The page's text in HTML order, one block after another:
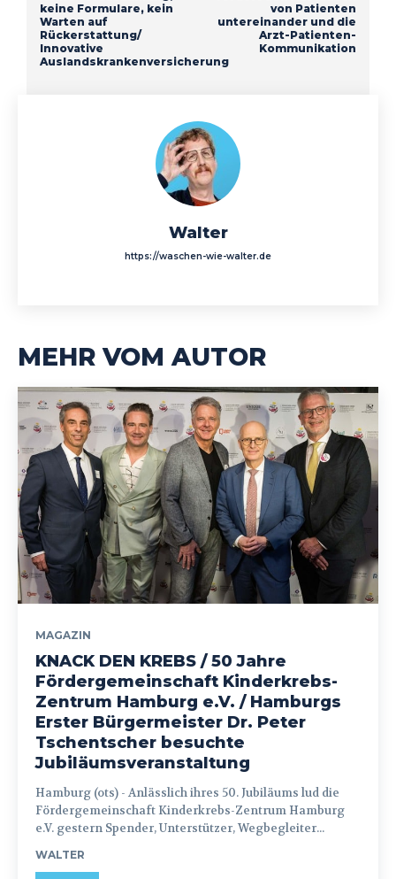
keine Formulare, kein
Warten auf
Rückerstattung/
Innovative
Auslandskrankenversicherung
von Patienten
untereinander und die
Arzt-Patienten-
Kommunikation
Walter
https://waschen-wie-walter.de
MEHR VOM AUTOR
MAGAZIN
KNACK DEN KREBS / 50 Jahre
Fördergemeinschaft Kinderkrebs-
Zentrum Hamburg e.V. / Hamburgs
Erster Bürgermeister Dr. Peter
Tschentscher besuchte
Jubiläumsveranstaltung
Hamburg (ots) - Anlässlich ihres 50. Jubiläums lud die
Fördergemeinschaft Kinderkrebs-Zentrum Hamburg
e.V. gestern Spender, Unterstützer, Wegbegleiter...
WALTER